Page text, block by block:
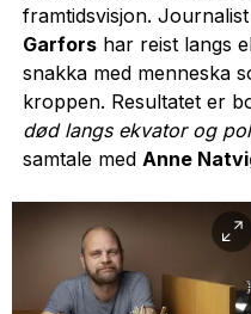
framtidsvisjon.
Garforshar reist langs
snakka med menneska
kroppen. Resultatet er
død langs ekvator og
samtale med Anne